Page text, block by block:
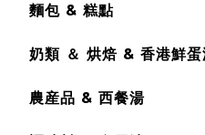
麵包 & 糕點
奶類 ＆ 烘焙 & 香港鮮蛋
農産品 & 西餐湯